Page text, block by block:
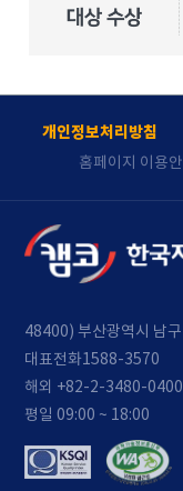
개인정보처리방침
홈페이지 이용
48400) 부산광역시 남
대표전화1588-3570
해외 +82-2-3480-0400
평일 09:00 ~ 18:00